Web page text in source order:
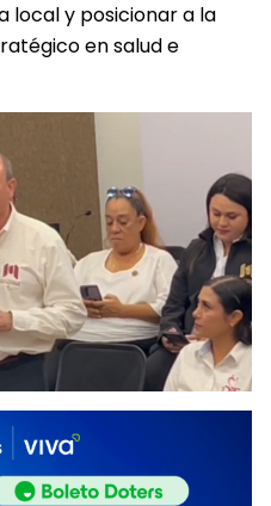
local y posicionar a la
en salud e